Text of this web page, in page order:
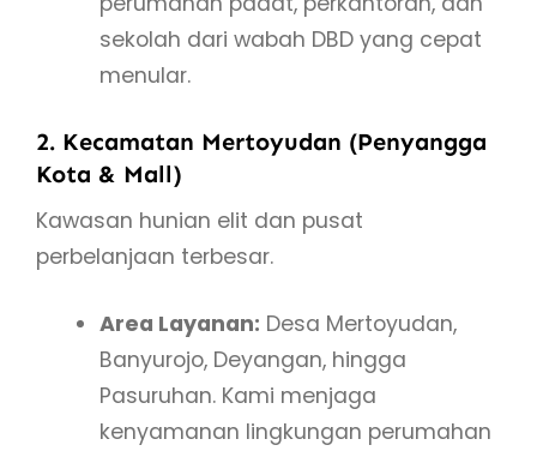
sekolah dari wabah DBD yang cepat
menular.
2. Kecamatan Mertoyudan (Penyangga
Kota & Mall)
Kawasan hunian elit dan pusat
perbelanjaan terbesar.
Area Layanan: Desa Mertoyudan,
Banyurojo, Deyangan, hingga
Pasuruhan. Kami menjaga
kenyamanan lingkungan perumahan